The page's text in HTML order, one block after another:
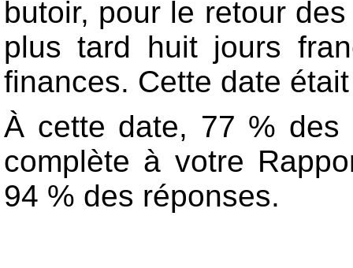
butoir, pour le retour
plus tard huit jours
finances. Cette date
À cette date, 77 % des
complète à votre
94 % des réponses.